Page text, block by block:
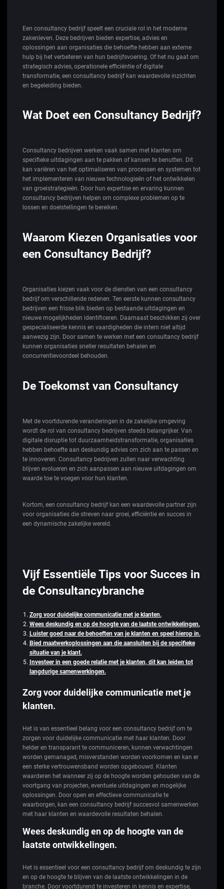
Een consultancy bedrijf speelt een cruciale rol in het moderne
zakenleven. Deze bedrijven bieden expertise, advies en
oplossingen aan organisaties die behoefte hebben aan externe
hulp bij het verbeteren van hun bedrijfsvoering. Of het nu gaat om
strategisch advies, operationele efficiëntie of digitale
transformatie, een consultancy bedrijf kan waardevolle inzichten
en begeleiding bieden.
Wat Doet een Consultancy Bedrijf?
Consultancy bedrijven werken vaak samen met klanten om
specifieke uitdagingen aan te pakken of kansen te benutten. Dit
kan variëren van het optimaliseren van processen en systemen tot
het implementeren van nieuwe technologieën of het ontwikkelen
van groeistrategieën. Door hun expertise en ervaring kunnen
consultancy bedrijven helpen om complexe problemen op te
lossen en doelstellingen te bereiken.
Waarom Kiezen Organisaties voor
een Consultancy Bedrijf?
Organisaties kiezen vaak voor de diensten van een consultancy
bedrijf om verschillende redenen. Ten eerste kunnen consultancy
bedrijven een frisse blik bieden op bestaande uitdagingen en
nieuwe mogelijkheden identificeren. Daarnaast beschikken zij over
gespecialiseerde kennis en vaardigheden die intern niet altijd
aanwezig zijn. Door samen te werken met een consultancy bedrijf
kunnen organisaties sneller resultaten behalen en
concurrentievoordeel behouden.
De Toekomst van Consultancy
Met de voortdurende veranderingen in de zakelijke omgeving
wordt de rol van consultancy bedrijven steeds belangrijker. Van
digitale disruptie tot duurzaamheidstransformatie, organisaties
hebben behoefte aan deskundig advies om zich aan te passen en
te innoveren. Consultancy bedrijven zullen naar verwachting
blijven evolueren en zich aanpassen aan nieuwe uitdagingen om
waarde toe te voegen voor hun klanten.
Kortom, een consultancy bedrijf kan een waardevolle partner zijn
voor organisaties die streven naar groei, efficiëntie en succes in
een dynamische zakelijke wereld.
Vijf Essentiële Tips voor Succes in
de Consultancybranche
Zorg voor duidelijke communicatie met je klanten.
Wees deskundig en op de hoogte van de laatste ontwikkelingen.
Luister goed naar de behoeften van je klanten en speel hierop in.
Bied maatwerkoplossingen aan die aansluiten bij de specifieke
situatie van je klant.
Investeer in een goede relatie met je klanten, dit kan leiden tot
langdurige samenwerkingen.
Zorg voor duidelijke communicatie met je
klanten.
Het is van essentieel belang voor een consultancy bedrijf om te
zorgen voor duidelijke communicatie met haar klanten. Door
helder en transparant te communiceren, kunnen verwachtingen
worden gemanaged, misverstanden worden voorkomen en kan er
een sterke vertrouwensband worden opgebouwd. Klanten
waarderen het wanneer zij op de hoogte worden gehouden van de
voortgang van projecten, eventuele uitdagingen en mogelijke
oplossingen. Door open en effectieve communicatie te
waarborgen, kan een consultancy bedrijf succesvol samenwerken
met haar klanten en waardevolle resultaten behalen.
Wees deskundig en op de hoogte van de
laatste ontwikkelingen.
Het is essentieel voor een consultancy bedrijf om deskundig te zijn
en op de hoogte te blijven van de laatste ontwikkelingen in de
branche. Door voortdurend te investeren in kennis en expertise,